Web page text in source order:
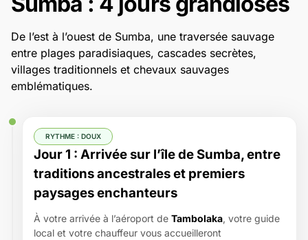
De l’est à l’ouest de Sumba, une traversée sauvage
entre plages paradisiaques, cascades secrètes,
villages traditionnels et chevaux sauvages
emblématiques.
Jour 1 : Arrivée sur l’île de Sumba, entre
traditions ancestrales et premiers
paysages enchanteurs
RYTHME : DOUX
À votre arrivée à l’aéroport de Tambolaka, votre guide
local et votre chauffeur vous accueilleront